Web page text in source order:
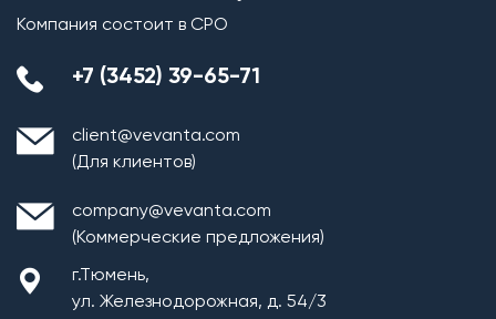
Компания состоит в СРО
+7 (3452) 39-65-71
client@vevanta.com
(Для клиентов)
company@vevanta.com
(Коммерческие предложения)
г.Тюмень,
ул. Железнодорожная, д. 54/3